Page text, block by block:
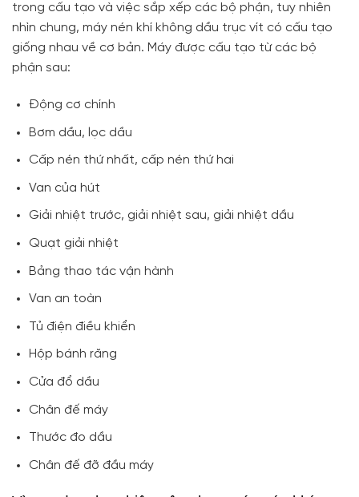
trong cấu tạo và việc sắp xếp các bộ phận, tuy nhiên
nhìn chung, máy nén khí không dầu trục vít có cấu tạo
giống nhau về cơ bản. Máy được cấu tạo từ các bộ
phận sau:
Động cơ chính
Bơm dầu, lọc dầu
Cấp nén thứ nhất, cấp nén thứ hai
Van của hút
Giải nhiệt trước, giải nhiệt sau, giải nhiệt dầu
Quạt giải nhiệt
Bảng thao tác vận hành
Van an toàn
Tủ điện điều khiển
Hộp bánh răng
Cửa đổ dầu
Chân đế máy
Thước đo dầu
Chân đế đỡ đầu máy